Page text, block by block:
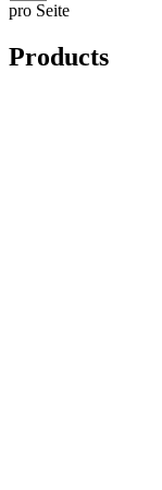
pro Seite
Products